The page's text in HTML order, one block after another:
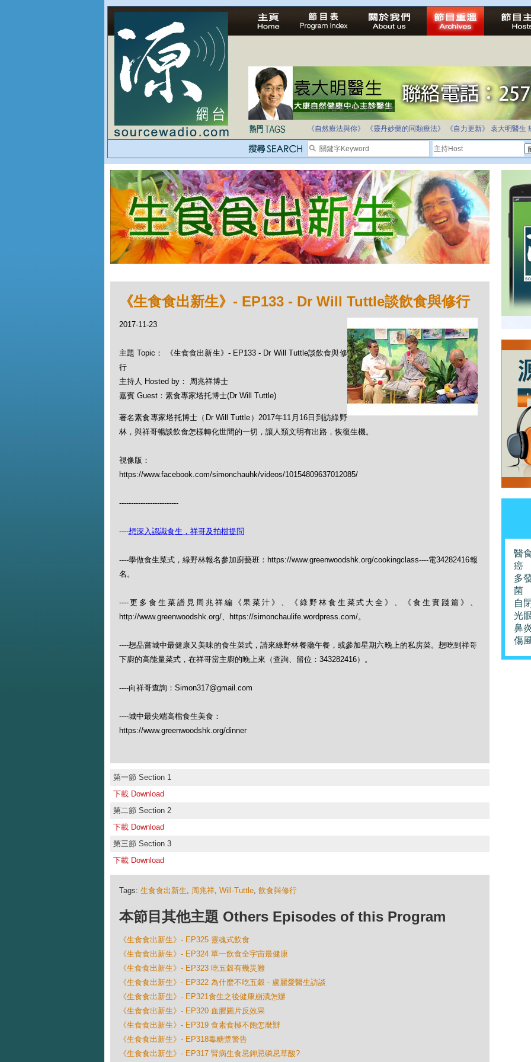
法治社會並不等同公正社會
自家教育合法化-推動多元化教育，全民學卷制
《自然療法與你》
《靈丹妙藥的同類療法》 《自力更新》 袁大明醫生
《生食食出新生》- EP133 - Dr Will Tuttle談飲食與修行
2017-11-23
主題 Topic： 《生食食出新生》- EP133 - Dr Will Tuttle談飲食與修
行
主持人 Hosted by： 周兆祥博士
嘉賓 Guest：素食專家塔托博士(Dr Will Tuttle)
著名素食專家塔托博士（Dr Will Tuttle）2017年11月16日到訪綠野
林，與祥哥暢談飲食怎樣轉化世間的一切，讓人類文明有出路，恢復生機。
視像版：
https://www.facebook.com/simonchauhk/videos/10154809637012085/
-------------------------
----想深入認識食生，祥哥及拍檔提問
----學做食生菜式，綠野林報名參加廚藝班：https://www.greenwoodshk.org/cookingclass----電34282416報
名。
----更多食生菜譜見周兆祥編《果菜汁》、《綠野林食生菜式大全》、《食生實踐篇》、
http://www.greenwoodshk.org/、https://simonchaulife.wordpress.com/。
----想品嘗城中最健康又美味的食生菜式，請來綠野林餐廳午餐，或參加星期六晚上的私房菜。想吃到祥哥
下廚的高能量菜式，在祥哥當主廚的晚上來（查詢、留位：343282416）。
----向祥哥查詢：Simon317@gmail.com
----城中最尖端高檔食生美食：
https://www.greenwoodshk.org/dinner
第一節 Section 1
下載 Download
第二節 Section 2
下載 Download
第三節 Section 3
下載 Download
Tags: 生食食出新生, 周兆祥, Will-Tuttle, 飲食與修行
本節目其他主題 Others Episodes of this Program
《生食食出新生》- EP325 靈魂式飲食
《生食食出新生》- EP324 單一飲食全宇宙最健康
《生食食出新生》- EP323 吃五穀有幾災難
《生食食出新生》- EP322 為什麼不吃五穀 - 盧麗愛醫生訪談
《生食食出新生》- EP321食生之後健康崩潰怎辦
《生食食出新生》- EP320 血腥圖片反效果
《生食食出新生》- EP319 食素食極不飽怎麼辦
《生食食出新生》- EP318毒糖漿警告
《生食食出新生》- EP317 腎病生食忌鉀忌磷忌草酸?
醫
癌
多
菌
自
光
鼻
傷